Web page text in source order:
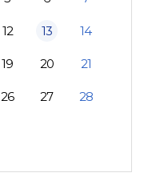
12 13 14
19 20 21
26 27 28